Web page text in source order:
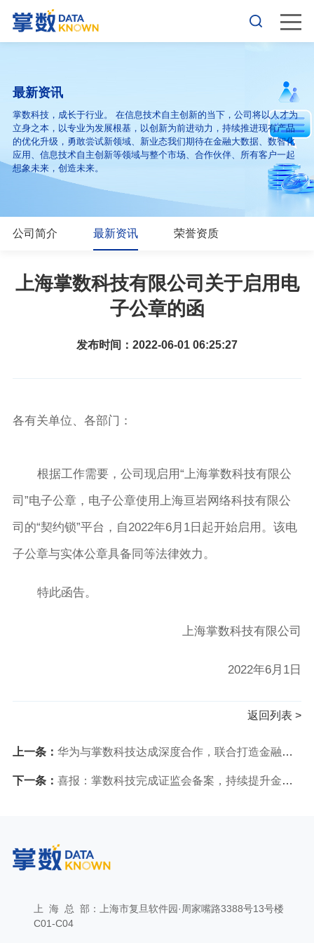
最新资讯
掌数科技，成长于行业。 在信息技术自主创新的当下，公司将以人才为
立身之本，以专业为发展根基，以创新为前进动力，持续推进现有产品
的优化升级，勇敢尝试新领域、新业态我们期待在金融大数据、数智化
应用、信息技术自主创新等领域与整个市场、合作伙伴、所有客户一起
想象未来，创造未来。
公司简介 最新资讯 荣誉资质
上海掌数科技有限公司关于启用电
子公章的函
发布时间：2022-06-01 06:25:27
各有关单位、各部门：
根据工作需要，公司现启用“上海掌数科技有限公
司”电子公章，电子公章使用上海亘岩网络科技有限公
司的“契约锁”平台，自 2022年6月 1日起开始启用。该电
子公章与实体公章具备同等法律效力。
特此函告。
上海掌数科技有限公司
2022年6月 1 日
返回列表 >
上一条： 华为与掌数科技达成深度合作，联合打造金融信创新标杆
下一条： 喜报：掌数科技完成证监会备案，持续提升金融科技新能力！
上 海 总 部：上海市复旦软件园·周家嘴路3388号13号楼
C01-C04